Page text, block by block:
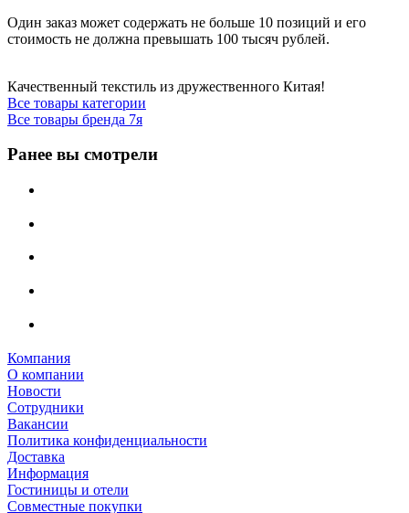
Один заказ может содержать не больше 10 позиций и его
стоимость не должна превышать 100 тысяч рублей.
Качественный текстиль из дружественного Китая!
Все товары категории
Все товары бренда 7я
Ранее вы смотрели
Компания
О компании
Новости
Сотрудники
Вакансии
Политика конфиденциальности
Доставка
Информация
Гостиницы и отели
Совместные покупки